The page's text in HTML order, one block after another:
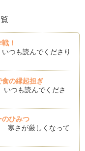
！
つも読んでくださり
の縁起担ぎ
いつも読んでくださ
ひみつ
寒さが厳しくなって